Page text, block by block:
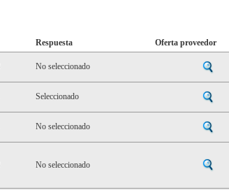
Respuesta Oferta proveedor
No seleccionado
Seleccionado
No seleccionado
No seleccionado